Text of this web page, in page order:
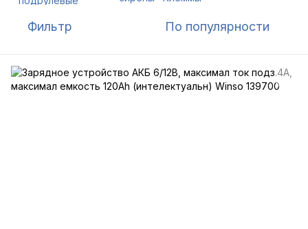
Фильтр По популярности